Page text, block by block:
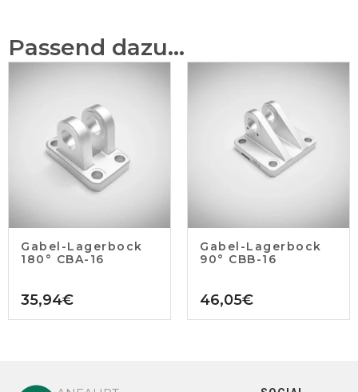
Passend dazu...
Gabel-Lagerbock
180° CBA-16
35,94€
Gabel-Lagerbock
90° CBB-16
46,05€